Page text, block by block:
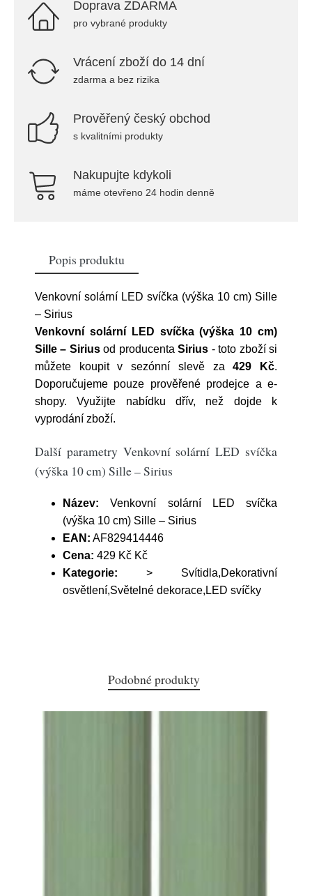
Doprava ZDARMA
pro vybrané produkty
Vrácení zboží do 14 dní
zdarma a bez rizika
Prověřený český obchod
s kvalitními produkty
Nakupujte kdykoli
máme otevřeno 24 hodin denně
Popis produktu
Venkovní solární LED svíčka (výška 10 cm) Sille
– Sirius
Venkovní solární LED svíčka (výška 10 cm)
Sille – Siriusod producentaSirius - toto zboží si
můžete koupit v sezónní slevě za429 Kč.
Doporučujeme pouze prověřené prodejce a e-
shopy. Využijte nabídku dřív, než dojde k
vyprodání zboží.
Další parametry Venkovní solární LED svíčka
(výška 10 cm) Sille – Sirius
Název: Venkovní solární LED svíčka
(výška 10 cm) Sille – Sirius
EAN: AF829414446
Cena: 429 Kč Kč
Kategorie: > Svítidla,Dekorativní
osvětlení,Světelné dekorace,LED svíčky
Podobné produkty